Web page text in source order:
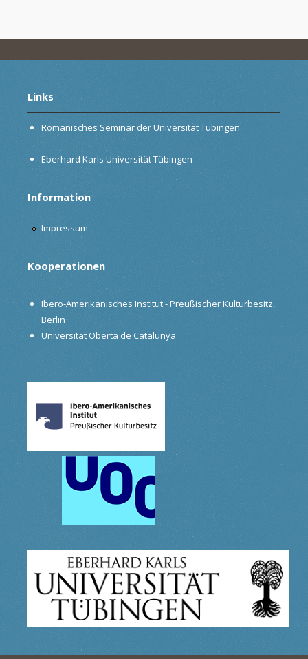
Links
Romanisches Seminar der Universität Tübingen
Eberhard Karls Universität Tübingen
Information
Impressum
Kooperationen
Ibero-Amerikanisches Institut - Preußischer Kulturbesitz,
Berlin
Universitat Oberta de Catalunya